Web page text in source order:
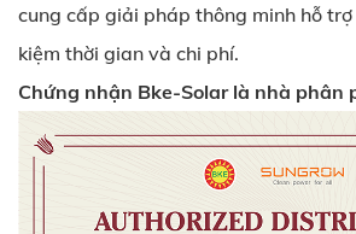
cung cấp giải pháp thông minh hỗ
kiệm thời gian và chi phí.
Chứng nhận Bke-Solar là nhà phân